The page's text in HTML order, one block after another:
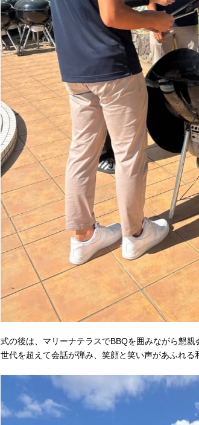
式の後は、マリーナテラスでBBQを囲みながら懇親
世代を超えて会話が弾み、笑顔と笑い声があふれる